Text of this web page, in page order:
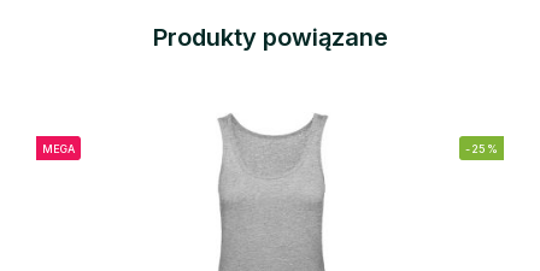
Produkty powiązane
MEGA -25%